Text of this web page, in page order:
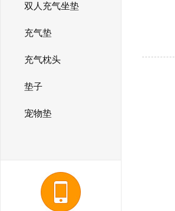
双人充气坐垫
充气垫
充气枕头
垫子
宠物垫